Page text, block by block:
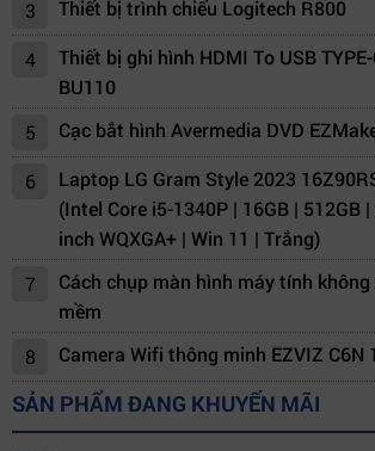
3 Thiết bị trình chiếu Logitech R800
4
Thiết bị ghi hình HDMI To USB
BU110
5
Cạc bắt hình Avermedia DVD
6
Laptop LG Gram Style 2023
(Intel Core i5-1340P | 16GB | 512GB
inch WQXGA+ | Win 11 | Trắng)
7
Cách chụp màn hình máy tính
mềm
8
Camera Wifi thông minh EZVIZ C6N
SẢN PHẨM ĐANG KHUYẾN MÃI